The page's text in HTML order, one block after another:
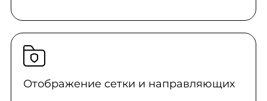
Отображение сетки и направляющих